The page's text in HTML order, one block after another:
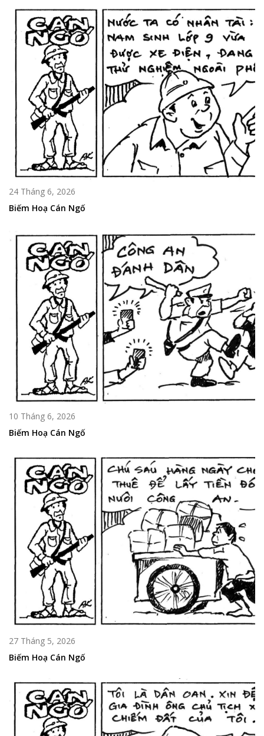
24 Tháng 6, 2026
Biếm Hoạ Cán Ngố
10 Tháng 6, 2026
Biếm Hoạ Cán Ngố
27 Tháng 5, 2026
Biếm Hoạ Cán Ngố